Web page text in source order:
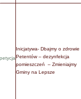
petycja
Inicjatywa- Dbajmy o zdrowie
Petentów – dezynfekcja
pomieszczeń – Zmieniajmy
Gminy na Lepsze